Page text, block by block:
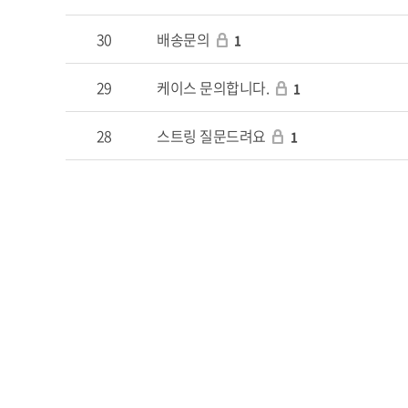
30 배송문의 1
29 케이스 문의합니다. 1
28 스트링 질문드려요 1